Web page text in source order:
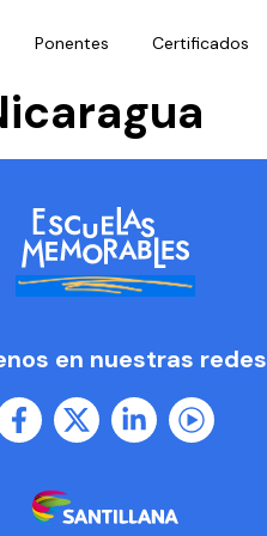
Ponentes Certificados
en nuestras redes